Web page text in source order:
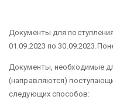
Документы для
01.09.2023 по
Документы, необходимые
(направляются)
следующих способов: